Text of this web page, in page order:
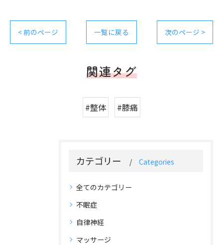
< 前のページ 一覧に戻る 次のページ >
関連タグ
#整体 #膝痛
カテゴリー Categories
全てのカテゴリー
不眠症
自律神経
マッサージ